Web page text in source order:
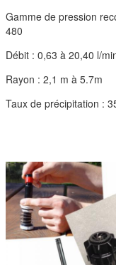
Gamme de pression
480
Débit : 0,63 à 20,40 l/
Rayon : 2,1 m à 5.7m
Taux de précipitation :